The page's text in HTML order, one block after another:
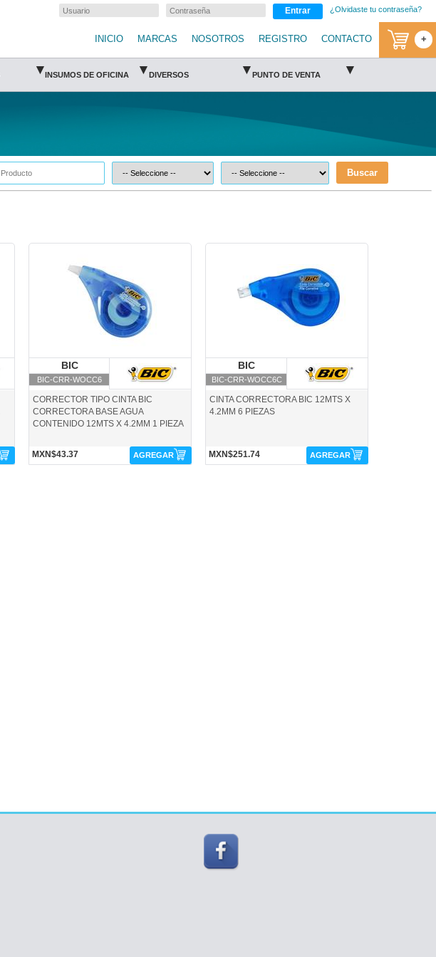
Entrar ¿Olvidaste tu contraseña?
INICIO MARCAS NOSOTROS REGISTRO CONTACTO +
▾ INSUMOS DE OFICINA ▾ DIVERSOS ▾ PUNTO DE VENTA ▾
Buscar
BIC
BIC-CRR-WOCC6
CORRECTOR TIPO CINTA BIC
CORRECTORA BASE AGUA
CONTENIDO 12MTS X 4.2MM 1 PIEZA
MXN$43.37 AGREGAR
BIC
BIC-CRR-WOCC6C
CINTA CORRECTORA BIC 12MTS X
4.2MM 6 PIEZAS
MXN$251.74 AGREGAR